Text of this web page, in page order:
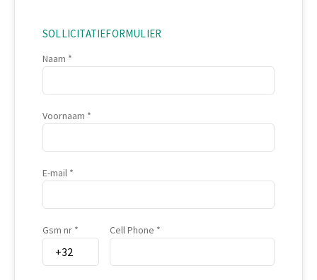
SOLLICITATIEFORMULIER
Naam
Voornaam
E-mail
Gsm nr Cell Phone